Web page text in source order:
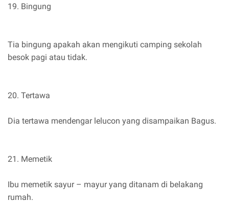
19. Bingung
Tia bingung apakah akan mengikuti camping sekolah
besok pagi atau tidak.
20. Tertawa
Dia tertawa mendengar lelucon yang disampaikan Bagus.
21. Memetik
Ibu memetik sayur – mayur yang ditanam di belakang
rumah.